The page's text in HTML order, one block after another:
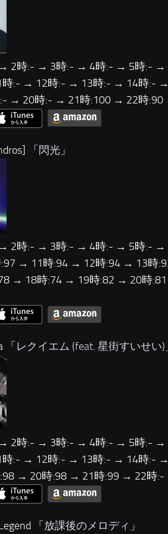
2時:- → 3時:- → 4時:- → 5時:-
:- → 12時:- → 13時:- → 14時:-
→ 20時:- → 21時:100 → 22時:90
「閃光 」
2時:- → 3時:- → 4時:- → 5時:-
→ 11時:94 → 12時:94 → 13時
→ 18時:74 → 19時:82 → 20時
「 レクイエム (feat. 星街すいせい)
2時:- → 3時:- → 4時:- → 5時:-
:- → 12時:- → 13時:- → 14時:-
→ 20時:98 → 21時:99 → 22時
「 放課後のメロディ 」